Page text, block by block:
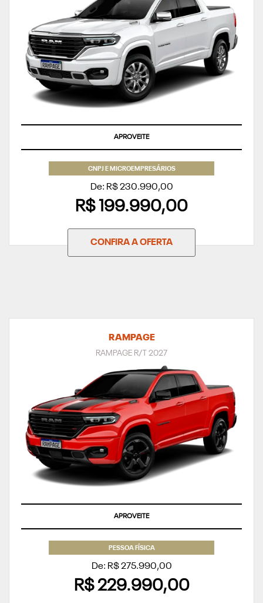
TAXA ZERO
CNPJ E MICROEMPRESÁRIOS
De: R$ 230.990,00
R$ 199.990,00
CONFIRA A OFERTA
RAMPAGE
RAMPAGE R/T 2027
SUPERVALORIZAÇÃO DO SEU SEMINOVO OU TAXA ZERO
PESSOA FÍSICA
De: R$ 275.990,00
R$ 229.990,00